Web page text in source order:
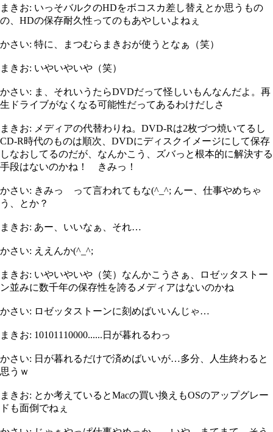
まきお: いっそバルクのHDをボコスカ差し替えとか思うもの
の、HDの保存耐久性ってのもあやしいよねぇ
かさい: 特に、まつむらまきおが使うとなぁ（笑）
まきお: いやいやいや（笑）
かさい: ま、それいうたらDVDだって怪しいもんなんだよ。再
生ドライブがなくなる可能性だってあるわけだしさ
まきお: メディアの代替わりね。DVD-Rは2枚づつ焼いてるし
CD-R時代のものは順次、DVDにディスクイメージにして保存
しなおしてるのだが、なんかこう、ズバっと根本的に解決する
手段はないのかね！ きみっ！
かさい: きみっ って言われてもな(^_^; んー、仕事やめちゃ
う、とか？
まきお: あー、いいなぁ、それ…
かさい: ええんか(^_^;
まきお: いやいやいや（笑）なんかこうさぁ、ロゼッタストー
ン並みに数千年の保存性を誇るメディアはないのかね
かさい: ロゼッタストーンに刻めばいいんじゃ…
まきお: 10101110000......日が暮れるわっ
かさい: 日が暮れるだけで済めばいいが…多分、人生終わると
思うｗ
まきお: とか考えているとMacの買い換えもOSのアップグレー
ドも面倒でねぇ